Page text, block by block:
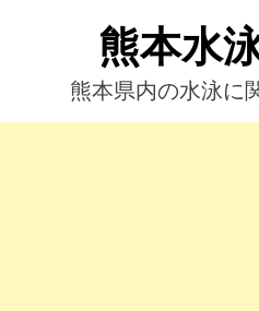
へ
熊本水
熊本県内の水泳に